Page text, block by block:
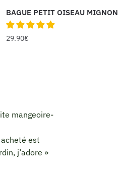
BAGUE PETIT OISEAU MIGNON
29.90€
acheté est
j’adore »